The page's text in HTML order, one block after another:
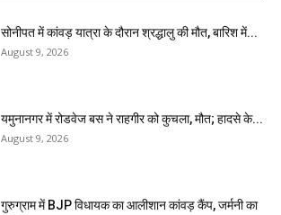
सोनीपत में कांवड़ यात्रा के दौरान श्रद्धालु की मौत, बारिश में...
August 9, 2026
यमुनानगर में रोडवेज बस ने राहगीर को कुचला, मौत; हादसे के...
August 9, 2026
गुरुग्राम में BJP विधायक का आलीशान कांवड़ कैंप, जर्मनी का